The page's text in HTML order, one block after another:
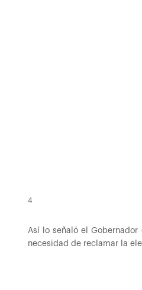
4
Así lo señaló el
necesidad de reclamar la